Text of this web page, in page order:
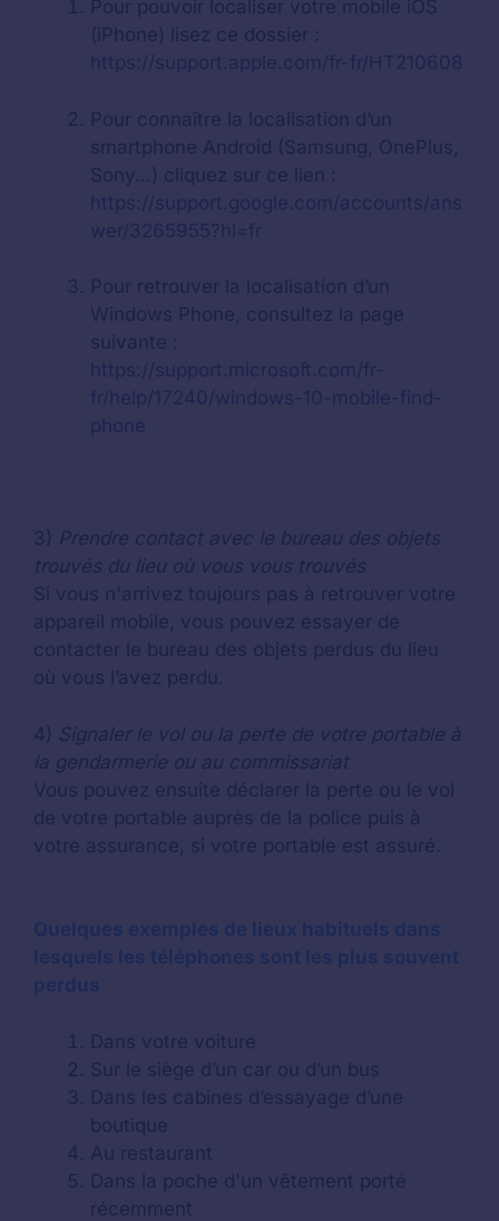
Pour pouvoir localiser votre mobile iOS
(iPhone) lisez ce dossier :
https://support.apple.com/fr-fr/HT210608
Pour connaître la localisation d’un
smartphone Android (Samsung, OnePlus,
Sony…) cliquez sur ce lien :
https://support.google.com/accounts/ans
wer/3265955?hl=fr
Pour retrouver la localisation d’un
Windows Phone, consultez la page
suivante :
https://support.microsoft.com/fr-
fr/help/17240/windows-10-mobile-find-
phone
3) Prendre contact avec le bureau des objets
trouvés du lieu où vous vous trouvés
Si vous n'arrivez toujours pas à retrouver votre
appareil mobile, vous pouvez essayer de
contacter le bureau des objets perdus du lieu
où vous l’avez perdu.
4) Signaler le vol ou la perte de votre portable à
la gendarmerie ou au commissariat
Vous pouvez ensuite déclarer la perte ou le vol
de votre portable auprès de la police puis à
votre assurance, si votre portable est assuré.
Quelques exemples de lieux habituels dans
lesquels les téléphones sont les plus souvent
perdus
Dans votre voiture
Sur le siège d’un car ou d’un bus
Dans les cabines d’essayage d’une
boutique
Au restaurant
Dans la poche d'un vêtement porté
récemment